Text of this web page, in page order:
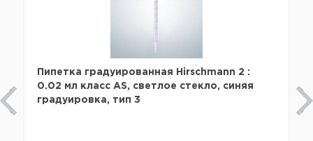
Пипетка градуированная Hirschmann 2 :
0.02 мл класс AS, светлое стекло, синяя
градуировка, тип 3